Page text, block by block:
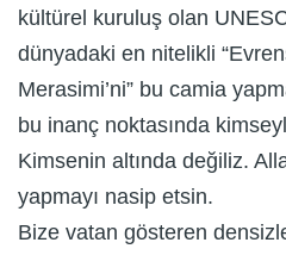
kültürel kuruluş olan
dünyadaki en nitelikli
Merasimi’ni” bu camia
bu inanç noktasında
Kimsenin altında değiliz.
yapmayı nasip etsin.
Bize vatan gösteren